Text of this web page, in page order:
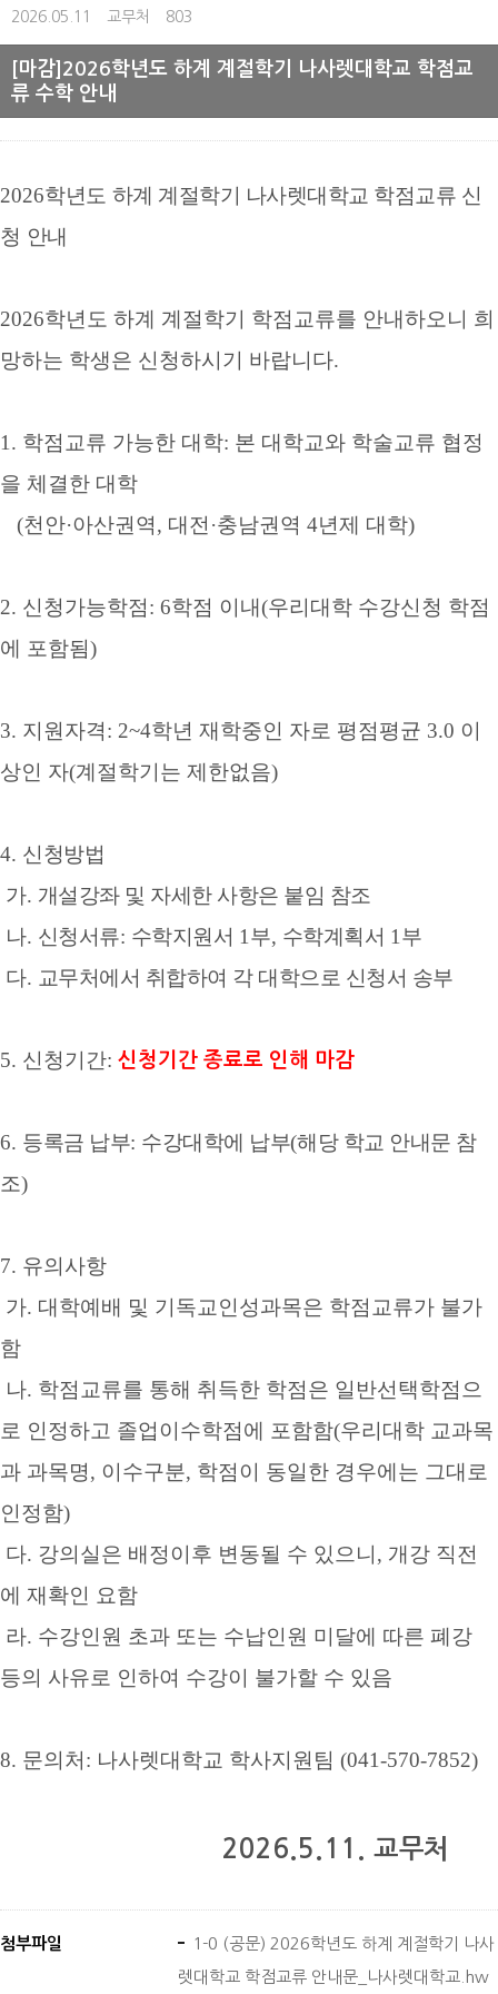
2026.05.11 교무처 803
[마감]2026학년도 하계 계절학기 나사렛대학교 학점교
류 수학 안내
2026학년도 하계 계절학기 나사렛대학교 학점교류 신
청 안내
2026학년도 하계 계절학기
학점교류를 안내하오니 희
망하는 학생은 신청하시기 바랍니다.
1. 학점교류 가능한 대학: 본 대학교와 학술교류 협정
을 체결한 대학
(천안·아산권역, 대전 ·충남권역 4년제 대학)
2. 신청가능학점: 6학점 이내(우리대학 수강신청 학점
에 포함됨)
3. 지원자격: 2~4학년 재학중인 자로 평점평균 3.0 이
상인 자(계절학기는 제한없음)
4. 신청방법
가. 개설강좌 및 자세한 사항은 붙임 참조
나. 신청서류: 수학지원서 1 부, 수학계획서 1 부
다. 교무처에서 취합하여 각 대학으로 신청서 송부
5. 신청기간: 신청기간 종료로 인해 마감
6. 등록금 납부: 수강대학에 납부(해당 학교 안내문 참
조)
7. 유의사항
가. 대학예배 및 기독교인성과목은 학점교류가 불가
함
나. 학점교류를 통해 취득한 학점은 일반선택학점으
로 인정하고 졸업이수학점에 포함함(우리대학 교과목
과 과목명, 이수구분, 학점이 동일한 경우에는 그대로
인정함)
다. 강의실은 배정이후 변동될 수 있으니, 개강 직전
에 재확인 요함
라. 수강인원 초과 또는 수납인원 미달에 따른 폐강
등의 사유로 인하여 수강이 불가할 수 있음
8. 문의처 : 나사렛대학교 학사지원팀 (041-570-7852)
2026.5.11. 교무처
첨부파일
1-0 (공문) 2026학년도 하계 계절학기 나사
렛대학교 학점교류 안내문_나사렛대학교.hw